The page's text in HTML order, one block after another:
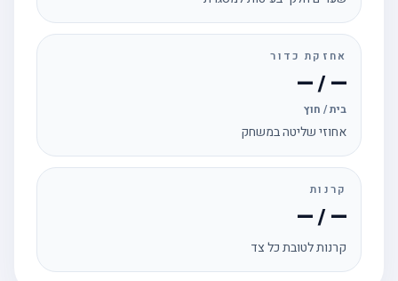
אחזקת כדור
— / —
בית / חוץ
אחוזי שליטה במשחק
קרנות
— / —
קרנות לטובת כל צד